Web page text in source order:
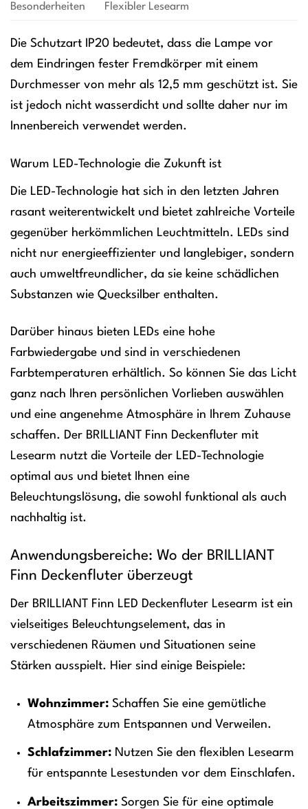
Besonderheiten Flexibler Lesearm
Die Schutzart IP20 bedeutet, dass die Lampe vor
dem Eindringen fester Fremdkörper mit einem
Durchmesser von mehr als 12,5 mm geschützt ist. Sie
ist jedoch nicht wasserdicht und sollte daher nur im
Innenbereich verwendet werden.
Warum LED-Technologie die Zukunft ist
Die LED-Technologie hat sich in den letzten Jahren
rasant weiterentwickelt und bietet zahlreiche Vorteile
gegenüber herkömmlichen Leuchtmitteln. LEDs sind
nicht nur energieeffizienter und langlebiger, sondern
auch umweltfreundlicher, da sie keine schädlichen
Substanzen wie Quecksilber enthalten.
Darüber hinaus bieten LEDs eine hohe
Farbwiedergabe und sind in verschiedenen
Farbtemperaturen erhältlich. So können Sie das Licht
ganz nach Ihren persönlichen Vorlieben auswählen
und eine angenehme Atmosphäre in Ihrem Zuhause
schaffen. Der BRILLIANT Finn Deckenfluter mit
Lesearm nutzt die Vorteile der LED-Technologie
optimal aus und bietet Ihnen eine
Beleuchtungslösung, die sowohl funktional als auch
nachhaltig ist.
Anwendungsbereiche: Wo der BRILLIANT
Finn Deckenfluter überzeugt
Der BRILLIANT Finn LED Deckenfluter Lesearm ist ein
vielseitiges Beleuchtungselement, das in
verschiedenen Räumen und Situationen seine
Stärken ausspielt. Hier sind einige Beispiele:
Wohnzimmer:Schaffen Sie eine gemütliche
Atmosphäre zum Entspannen und Verweilen.
Schlafzimmer:Nutzen Sie den flexiblen Lesearm
für entspannte Lesestunden vor dem Einschlafen.
Arbeitszimmer:Sorgen Sie für eine optimale